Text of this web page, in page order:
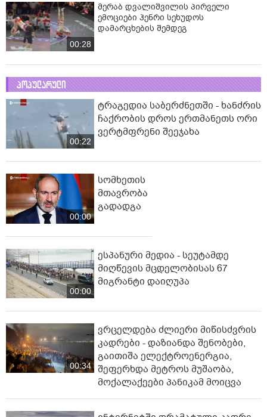
00:28
მერაბ დვალიშვილის პირველი
ემოციები ჰენრი სეხუდოს
დამარცხების შემდეგ
პოპულარული
00:22
ტრაგედია საბერძნეთში - ხანძრის
ჩაქრობის დროს ერთმანეთს ორი
ვერტმფრენი შეეჯახა
00:00
სომხეთის
მთავრობა
გადადგა
00:00
ესპანური მედია - სეუტამდე
მიღწევის მცდელობისას 67
მიგრანტი დაიღუპა
00:34
ვრცელდება ძლიერი მიწისძვრის
კადრები - დაზიანდა შენობები,
გაითიშა ელექტროენერგია,
შეფერხდა მეტროს მუშაობა,
მოქალაქეები პანიკამ მოიცვა